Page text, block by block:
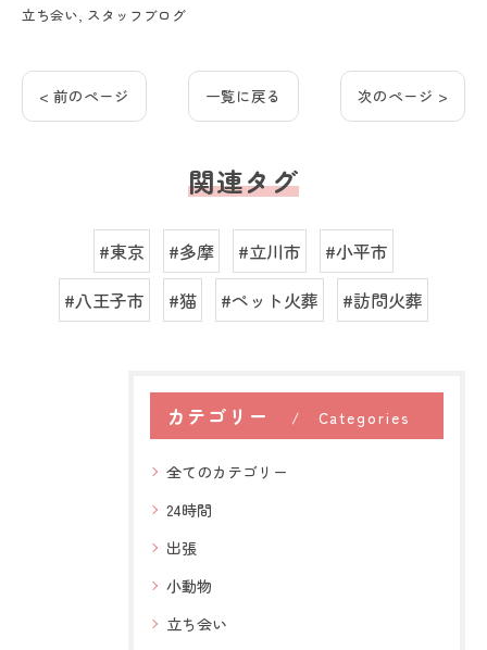
立ち会い スタッフブログ
< 前のページ 一覧に戻る 次のページ >
関連タグ
#東京 #多摩 #立川市
#小平市
#八王子市
#猫 #ペット火葬 #訪問火葬
カテゴリー Categories
全てのカテゴリー
24時間
出張
小動物
立ち会い